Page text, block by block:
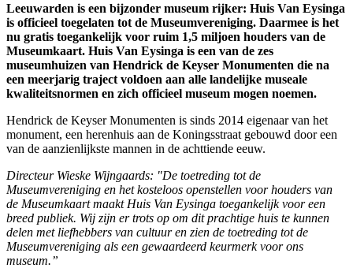
Leeuwarden is een bijzonder museum rijker: Huis Van Eysinga
is officieel toegelaten tot de Museumvereniging. Daarmee is het
nu gratis toegankelijk voor ruim 1,5 miljoen houders van de
Museumkaart. Huis Van Eysinga is een van de zes
museumhuizen van Hendrick de Keyser Monumenten die na
een meerjarig traject voldoen aan alle landelijke museale
kwaliteitsnormen en zich officieel museum mogen noemen.
Hendrick de Keyser Monumenten is sinds 2014 eigenaar van het
monument, een herenhuis aan de Koningsstraat gebouwd door een
van de aanzienlijkste mannen in de achttiende eeuw.
Directeur Wieske Wijngaards: "De toetreding tot de
Museumvereniging en het kosteloos openstellen voor houders van
de Museumkaart maakt Huis Van Eysinga toegankelijk voor een
breed publiek. Wij zijn er trots op om dit prachtige huis te kunnen
delen met liefhebbers van cultuur en zien de toetreding tot de
Museumvereniging als een gewaardeerd keurmerk voor ons
museum.”